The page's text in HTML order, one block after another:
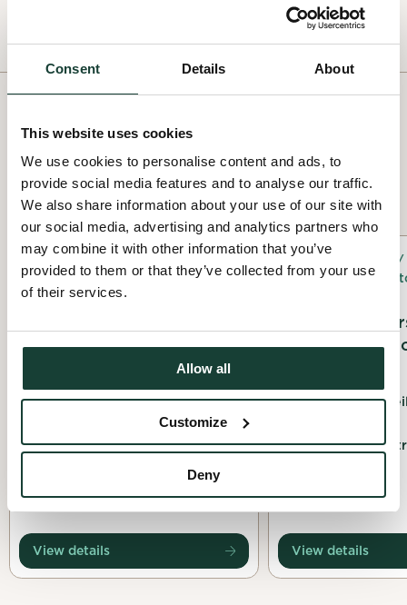
Consent Details About
This website uses cookies
We use cookies to personalise content and ads, to
provide social media features and to analyse our traffic.
We also share information about your use of our site with
our social media, advertising and analytics partners who
may combine it with other information that you’ve
provided to them or that they’ve collected from your use
of their services.
Allow all
Customize
Deny
PAST PROJECTS
site inventory
environnemental
Sherbrooke, Estrie
View details
Cleaning
site
Mission
Boisé-Jean-
Le comité de
Montréal,
View details